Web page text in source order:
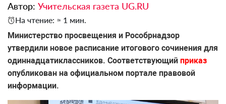
Автор: Учительская газета UG.RU
На чтение: ≈ 1 мин.
Министерство просвещения и Рособрнадзор
утвердили новое расписание итогового сочинения для
одиннадцатиклассников. Соответствующий приказ
опубликован на официальном портале правовой
информации.